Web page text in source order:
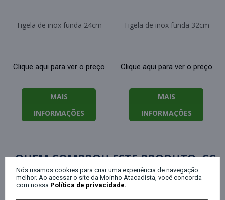
Tigela de inox funda 24cm
Clique aqui para ver o preço
MAIS
INFORMAÇÕES
Tigela de inox funda 32cm
Clique aqui para ver o preço
MAIS
INFORMAÇÕES
QUEM COMPROU ESTE PRODUTO,
Nós usamos cookies para criar uma experiência de navegação
melhor. Ao acessar o site da Moinho Atacadista, você concorda
com nossa Política de privacidade.